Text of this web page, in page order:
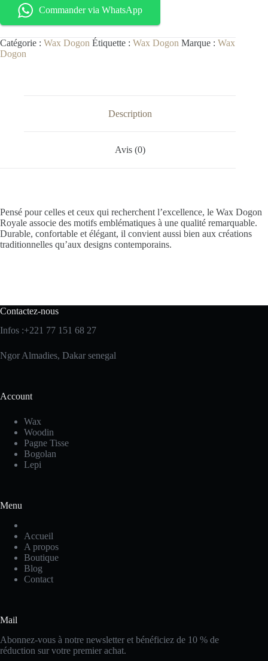
Commander via WhatsApp
Catégorie : Wax Dogon Étiquette : Wax Dogon Marque : Wax
Dogon
Description
Avis (0)
Pensé pour celles et ceux qui recherchent l’excellence, le Wax Dogon
Royale associe des motifs emblématiques à une qualité remarquable.
Durable, confortable et élégant, il convient aussi bien aux créations
traditionnelles qu’aux designs contemporains.
Contactez-nous
Infos :+221 77 151 68 27
Ngor Almadies, Dakar senegal
Account
Wax
Woodin
Pagne Tisse
Bogolan
Lepi
Menu
Accueil
A propos
Boutique
Blog
Contact
Mail
Abonnez-vous à notre newsletter et bénéficiez de 10 % de
réduction sur votre premier achat.